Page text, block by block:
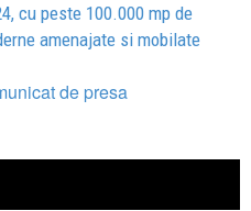
cu peste 100.000 mp de
amenajate si mobilate
de presa